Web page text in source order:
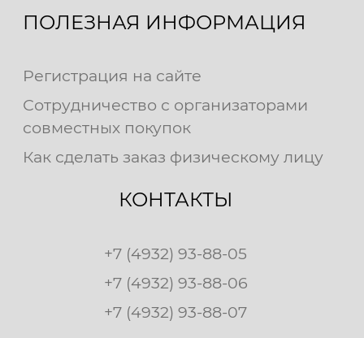
ПОЛЕЗНАЯ ИНФОРМАЦИЯ
Регистрация на сайте
Сотрудничество с организаторами
совместных покупок
Как сделать заказ физическому лицу
КОНТАКТЫ
+7 (4932) 93-88-05
+7 (4932) 93-88-06
+7 (4932) 93-88-07